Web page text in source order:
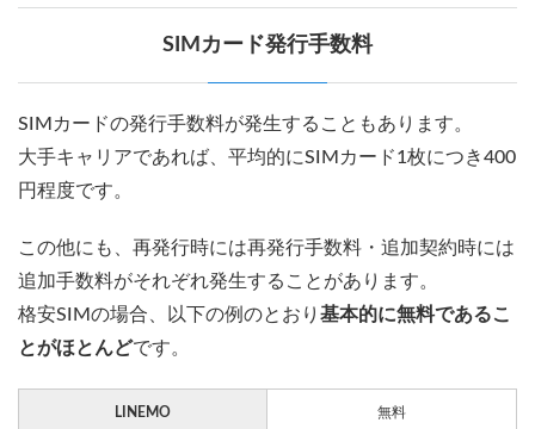
SIMカード発行手数料
SIMカードの発行手数料が発生することもあります。
大手キャリアであれば、平均的にSIMカード1枚につき400
円程度です。
この他にも、再発行時には再発行手数料・追加契約時には
追加手数料がそれぞれ発生することがあります。
格安SIMの場合、以下の例のとおり 基本的に無料であるこ
とがほとんどです。
LINEMO 無料